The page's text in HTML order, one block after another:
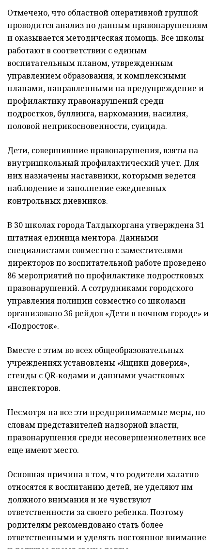
Отмечено, что областной оперативной группой
проводится анализ по данным правонарушениям
и оказывается методическая помощь. Все школы
работают в соответствии с единым
воспитательным планом, утврежденным
управлением образования, и комплексными
планами, направленными на предупреждение и
профилактику правонарушений среди
подростков, буллинга, наркомании, насилия,
половой неприкосновенности, суицида.
Дети, совершившие правонарушения, взяты на
внутришкольный профилактический учет. Для
них назначены наставники, которыми ведется
наблюдение и заполнение ежедневных
контрольных дневников.
В 30 школах города Талдыкоргана утверждена 31
штатная единица ментора. Данными
специалистами совместно с заместителями
директоров по воспитательной работе проведено
86 мероприятий по профилактике подростковых
правонарушений. А сотрудниками городского
управления полиции совместно со школами
организовано 36 рейдов «Дети в ночном городе» и
«Подросток».
Вместе с этим во всех общеобразовательных
учреждениях установлены «Ящики доверия»,
стенды с QR-кодами и данными участковых
инспекторов.
Несмотря на все эти предпринимаемые меры, по
словам представителей надзорной власти,
правонарушения среди несовершеннолетних все
еще имеют место.
Основная причина в том, что родители халатно
относятся к воспитанию детей, не уделяют им
должного внимания и не чувствуют
ответственности за своего ребенка. Поэтому
родителям рекомендовано стать более
ответственными и уделять постоянное внимание